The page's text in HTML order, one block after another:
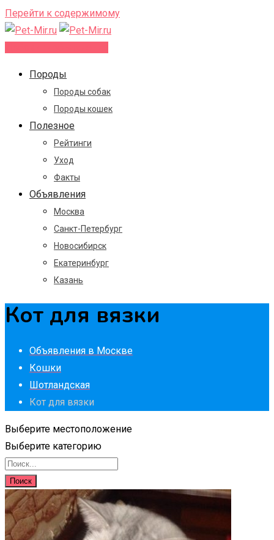
Перейти к содержимому
Породы
Породы собак
Породы кошек
Полезное
Рейтинги
Уход
Факты
Объявления
Москва
Санкт-Петербург
Новосибирск
Екатеринбург
Казань
Кот для вязки
Объявления в Москве
Кошки
Шотландская
Кот для вязки
Выберите местоположение
Выберите категорию
Поиск